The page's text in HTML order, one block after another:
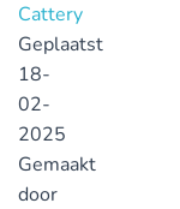
Cattery
Geplaatst
18-
02-
2025
Gemaakt
door